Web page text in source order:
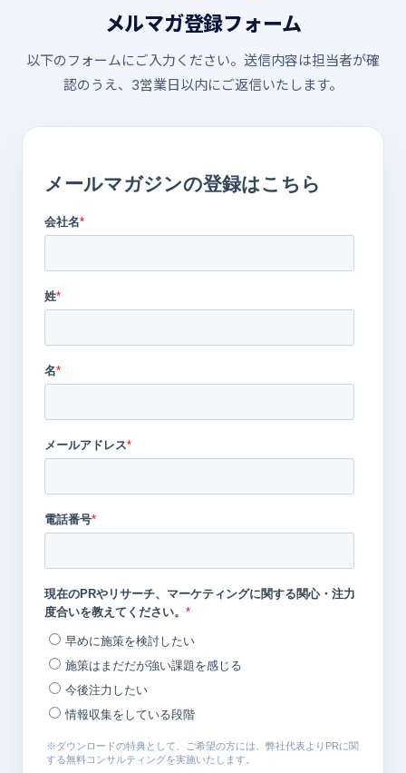
メルマガ登録フォーム
以下のフォームにご入力ください。送信内容は担当者が確
認のうえ、3営業日以内にご返信いたします。